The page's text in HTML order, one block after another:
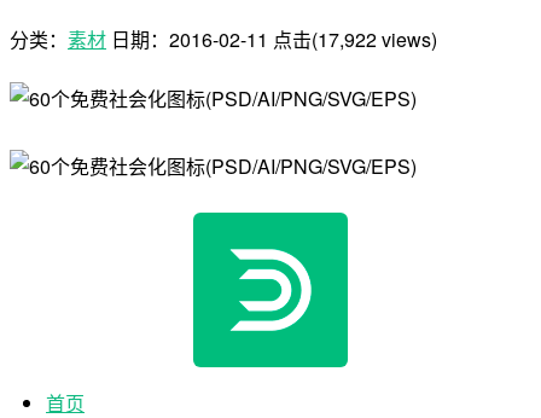
分类： 素材 日期： 2016-02-11 点击(17,922 views)
首页